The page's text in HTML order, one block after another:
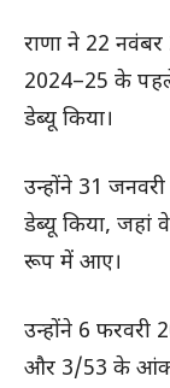
राणा ने 22 नवंबर
2024–25 के पहले
डेब्यू किया।
उन्होंने 31
डेब्यू किया, जहां
रूप में आए।
उन्होंने 6 फरवरी
और 3/53 के